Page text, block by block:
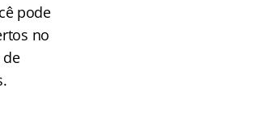
pode
no